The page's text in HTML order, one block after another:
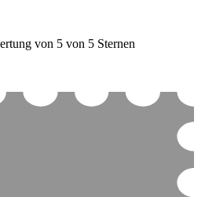
von 5 von 5 Sternen